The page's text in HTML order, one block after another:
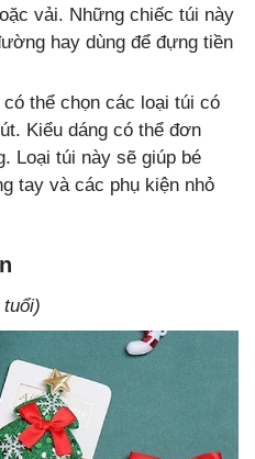
vải. Những chiếc túi này
hay dùng để đựng tiền
thể chọn các loại túi có
Kiểu dáng có thể đơn
Loại túi này sẽ giúp bé
tay và các phụ kiện nhỏ